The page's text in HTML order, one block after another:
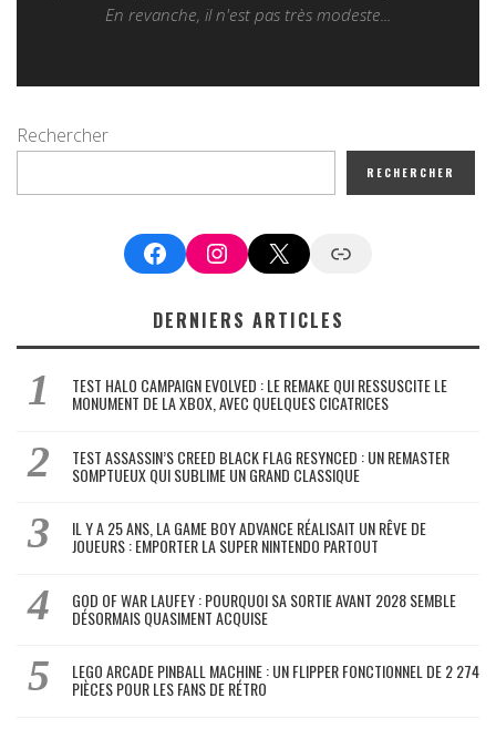
En revanche, il n'est pas très modeste...
Rechercher
RECHERCHER
FacebookInstagram
X Google News
DERNIERS ARTICLES
TEST HALO CAMPAIGN EVOLVED : LE REMAKE QUI RESSUSCITE LE
MONUMENT DE LA XBOX, AVEC QUELQUES CICATRICES
TEST ASSASSIN’S CREED BLACK FLAG RESYNCED : UN REMASTER
SOMPTUEUX QUI SUBLIME UN GRAND CLASSIQUE
IL Y A 25 ANS, LA GAME BOY ADVANCE RÉALISAIT UN RÊVE DE
JOUEURS : EMPORTER LA SUPER NINTENDO PARTOUT
GOD OF WAR LAUFEY : POURQUOI SA SORTIE AVANT 2028 SEMBLE
DÉSORMAIS QUASIMENT ACQUISE
LEGO ARCADE PINBALL MACHINE : UN FLIPPER FONCTIONNEL DE 2 274
PIÈCES POUR LES FANS DE RÉTRO